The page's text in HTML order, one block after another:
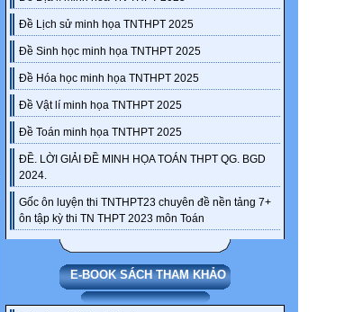
Đề Lịch sử minh họa TNTHPT 2025
Đề Sinh học minh họa TNTHPT 2025
Đề Hóa học minh họa TNTHPT 2025
Đề Vật lí minh họa TNTHPT 2025
Đề Toán minh họa TNTHPT 2025
ĐỀ. LỜI GIẢI ĐỀ MINH HỌA TOÁN THPT QG. BGD
2024.
Gốc ôn luyện thi TNTHPT23 chuyên đề nền tảng 7+
ôn tập kỳ thi TN THPT 2023 môn Toán
E-BOOK SÁCH THAM KHẢO